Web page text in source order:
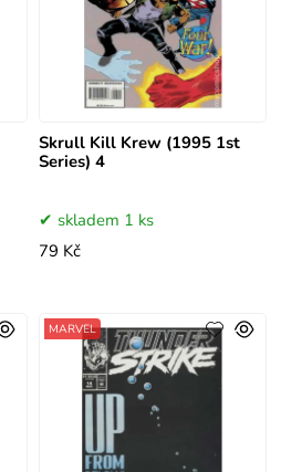
Skrull Kill Krew (1995 1st
Series) 4
skladem 1 ks
79 Kč
MARVEL